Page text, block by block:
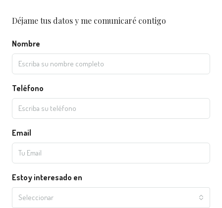
Déjame tus datos y me comunicaré contigo
Nombre
Teléfono
Email
Estoy interesado en
Seleccionar